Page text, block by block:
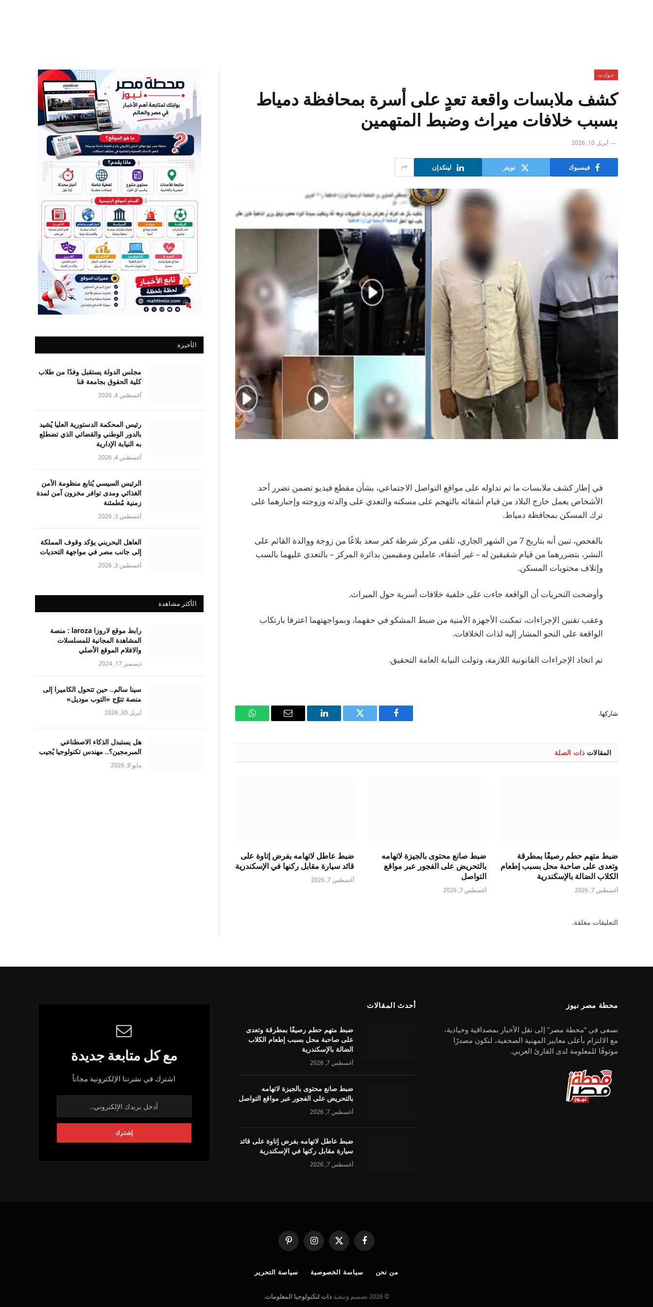
حوادث
كشف ملابسات واقعة تعدٍ على أسرة بمحافظة دمياط
بسبب خلافات ميراث وضبط المتهمين
أبريل 10, 2026
فيسبوك تويتر لينكدإن
في إطار كشف ملابسات ما تم تداوله على مواقع التواصل الاجتماعي، بشأن مقطع فيديو تضمن تضرر أحد
الأشخاص يعمل خارج البلاد من قيام أشقائه بالتهجم على مسكنه والتعدي على والدته وزوجته وإجبارهما على
ترك المسكن بمحافظة دمياط.
بالفحص، تبين أنه بتاريخ 7 من الشهر الجاري، تلقى مركز شرطة كفر سعد بلاغًا من زوجة ووالدة القائم على
النشر، بتضررهما من قيام شقيقين له – غير أشقاء، عاملين ومقيمين بدائرة المركز – بالتعدي عليهما بالسب
وإتلاف محتويات المسكن.
وأوضحت التحريات أن الواقعة جاءت على خلفية خلافات أسرية حول الميراث.
وعقب تقنين الإجراءات، تمكنت الأجهزة الأمنية من ضبط المشكو في حقهما، وبمواجهتهما اعترفا بارتكاب
الواقعة على النحو المشار إليه لذات الخلافات.
تم اتخاذ الإجراءات القانونية اللازمة، وتولت النيابة العامة التحقيق.
شاركها.
فيسبوك
تويتر لينكدإن
البريد
واتساب
المقالات ذات الصلة
ضبط متهم حطم رصيفًا بمطرقة
وتعدى على صاحبة محل بسبب إطعام
الكلاب الضالة بالإسكندرية
أغسطس 7, 2026
ضبط صانع محتوى بالجيزة لاتهامه
بالتحريض على الفجور عبر مواقع
التواصل
أغسطس 7, 2026
ضبط عاطل لاتهامه بفرض إتاوة على
قائد سيارة مقابل ركنها في الإسكندرية
أغسطس 7, 2026
التعليقات مغلقة.
الأخيرة
مجلس الدولة يستقبل وفدًا من طلاب
كلية الحقوق بجامعة قنا
أغسطس 4, 2026
رئيس المحكمة الدستورية العليا يُشيد
بالدور الوطني والقضائي الذي تضطلع
به النيابة الإدارية
أغسطس 4, 2026
الرئيس السيسي يُتابع منظومة الأمن
الغذائي ومدى توافر مخزون آمن لمدة
زمنية مُطمئنة
أغسطس 3, 2026
العاهل البحريني يؤكد وقوف المملكة
إلى جانب مصر في مواجهة التحديات
أغسطس 3, 2026
الأكثر مشاهدة
رابط موقع لاروزا laroza : منصة
المشاهدة المجانية للمسلسلات
والافلام الموقع الأصلي
ديسمبر 17, 2024
سينا سالم.. حين تتحول الكاميرا إلى
منصة تتوّج «التوب موديل»
أبريل 30, 2026
هل يستبدل الذكاء الاصطناعي
المبرمجين؟.. مهندس تكنولوجيا يُجيب
مايو 9, 2026
محطة مصر نيوز
نسعى في “محطة مصر” إلى نقل الأخبار بمصداقية وحيادية،
مع الالتزام بأعلى معايير المهنية الصحفية، لنكون مصدرًا
موثوقًا للمعلومة لدى القارئ العربي.
أحدث المقالات
ضبط متهم حطم رصيفًا بمطرقة وتعدى
على صاحبة محل بسبب إطعام الكلاب
الضالة بالإسكندرية
أغسطس 7, 2026
ضبط صانع محتوى بالجيزة لاتهامه
بالتحريض على الفجور عبر مواقع التواصل
أغسطس 7, 2026
ضبط عاطل لاتهامه بفرض إتاوة على قائد
سيارة مقابل ركنها في الإسكندرية
أغسطس 7, 2026
مع كل متابعة جديدة
اشترك في نشرتنا الإلكترونية مجاناً
فيسبوك
X
(Twitter)
الانستغرامبينتيريست
من نحن سياسة الخصوصية سياسة التحرير
© 2026 تصميم وتنفيذ ذات لتكنولوجيا المعلومات.